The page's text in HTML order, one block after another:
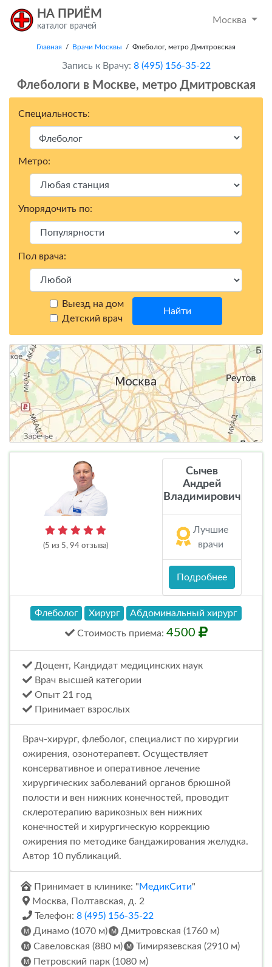
НА ПРИЁМ
каталог врачей
Москва
Главная / Врачи Москвы / Флеболог, метро Дмитровская
Запись к Врачу: 8 (495) 156-35-22
Флебологи в Москвe, метро Дмитровская
Специальность:
Метро:
Упорядочить по:
Пол врача:
Выезд на дом
Детский врач
Найти
(5 из 5, 94 отзыва)
Сычев
Андрей
Владимирович
Лучшие
врачи
Подробнее
Флеболог Хирург Абдоминальный хирург
Стоимость приема: 4500
Доцент, Кандидат медицинских наук
Врач высшей категории
Опыт 21 год
Принимает взрослых
Врач-хирург, флеболог, специалист по хирургии
ожирения, озонотерапевт. Осуществляет
консервативное и оперативное лечение
хирургических заболеваний органов брюшной
полости и вен нижних конечностей, проводит
склеротерапию варикозных вен нижних
конечностей и хирургическую коррекцию
ожирения по методике бандажирования желудка.
Автор 10 публикаций.
Принимает в клинике: "МедикСити"
Москва, Полтавская, д. 2
Телефон: 8 (495) 156-35-22
Динамо (1070 м)
Дмитровская (1760 м)
Савеловская (880 м)
Тимирязевская (2910 м)
Петровский парк (1080 м)